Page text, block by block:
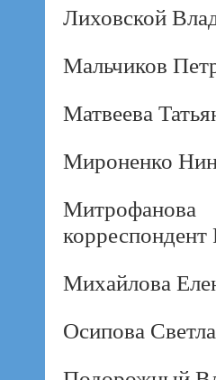
Лиховской
Мальчиков
Матвеева
Мироненко
Михайлова
Осипова